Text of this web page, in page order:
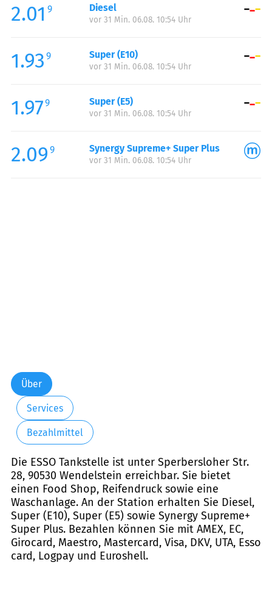
Mittwoch:
07:00-19:00
Donnerstag:
Samstag:
08:00-17:00
2.01 9 Diesel
vor 31 Min. 06.08. 10:54 Uhr
1.93 9 Super (E10)
vor 31 Min. 06.08. 10:54 Uhr
1.979 Super (E5)
vor 31 Min. 06.08. 10:54 Uhr
2.09 9 Synergy Supreme+ Super Plus
vor 31 Min. 06.08. 10:54 Uhr
Über
Services
Bezahlmittel
Die ESSO Tankstelle ist unter Sperbersloher Str.
28, 90530 Wendelstein erreichbar. Sie bietet
einen Food Shop, Reifendruck sowie eine
Waschanlage. An der Station erhalten Sie Diesel,
Super (E10), Super (E5) sowie Synergy Supreme+
Super Plus. Bezahlen können Sie mit AMEX, EC,
Girocard, Maestro, Mastercard, Visa, DKV, UTA, Esso
card, Logpay und Euroshell.